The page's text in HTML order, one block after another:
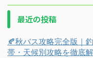
最近の投稿
🍂秋バス攻略完全版｜
帯・天候別攻略を徹底